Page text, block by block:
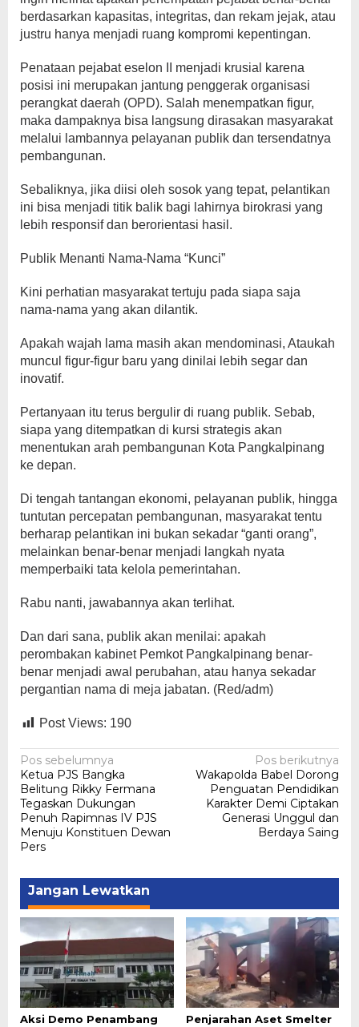
berdasarkan kapasitas, integritas, dan rekam jejak, atau
justru hanya menjadi ruang kompromi kepentingan.
Penataan pejabat eselon II menjadi krusial karena
posisi ini merupakan jantung penggerak organisasi
perangkat daerah (OPD). Salah menempatkan figur,
maka dampaknya bisa langsung dirasakan masyarakat
melalui lambannya pelayanan publik dan tersendatnya
pembangunan.
Sebaliknya, jika diisi oleh sosok yang tepat, pelantikan
ini bisa menjadi titik balik bagi lahirnya birokrasi yang
lebih responsif dan berorientasi hasil.
Publik Menanti Nama-Nama “Kunci”
Kini perhatian masyarakat tertuju pada siapa saja
nama-nama yang akan dilantik.
Apakah wajah lama masih akan mendominasi, Ataukah
muncul figur-figur baru yang dinilai lebih segar dan
inovatif.
Pertanyaan itu terus bergulir di ruang publik. Sebab,
siapa yang ditempatkan di kursi strategis akan
menentukan arah pembangunan Kota Pangkalpinang
ke depan.
Di tengah tantangan ekonomi, pelayanan publik, hingga
tuntutan percepatan pembangunan, masyarakat tentu
berharap pelantikan ini bukan sekadar “ganti orang”,
melainkan benar-benar menjadi langkah nyata
memperbaiki tata kelola pemerintahan.
Rabu nanti, jawabannya akan terlihat.
Dan dari sana, publik akan menilai: apakah
perombakan kabinet Pemkot Pangkalpinang benar-
benar menjadi awal perubahan, atau hanya sekadar
pergantian nama di meja jabatan. (Red/adm)
Post Views: 190
Navigasi
pos
Pos sebelumnya
Ketua PJS Bangka
Belitung Rikky Fermana
Tegaskan Dukungan
Penuh Rapimnas IV PJS
Menuju Konstituen Dewan
Pers
Pos berikutnya
Wakapolda Babel Dorong
Penguatan Pendidikan
Karakter Demi Ciptakan
Generasi Unggul dan
Berdaya Saing
Jangan Lewatkan
Aksi Demo Penambang
Penjarahan Aset Smelter